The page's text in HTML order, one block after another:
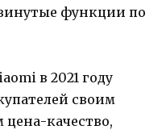
функции по
в 2021 году
своим
качество,